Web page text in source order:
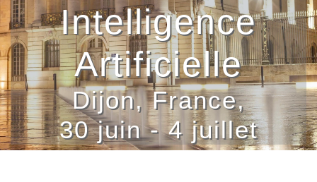
Intelligence
Artificielle
Dijon, France,
30 juin - 4 juillet